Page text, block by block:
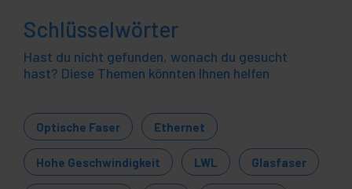
Schlüsselwörter
Hast du nicht gefunden, wonach du gesucht
hast? Diese Themen könnten Ihnen helfen
Optische Faser Ethernet
Hohe Geschwindigkeit LWL Glasfaser